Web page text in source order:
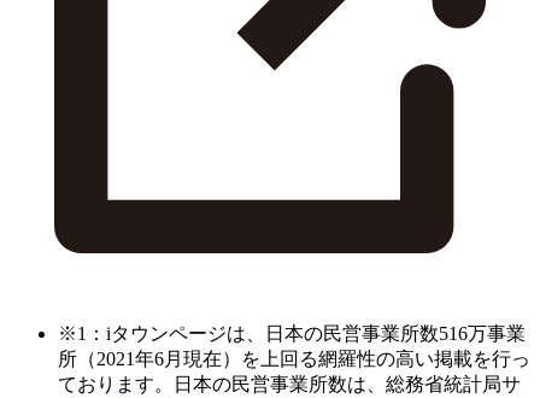
※1：iタウンページは、日本の民営事業所数516万事業
所（2021年6月現在）を上回る網羅性の高い掲載を行っ
ております。日本の民営事業所数は、総務省統計局サ